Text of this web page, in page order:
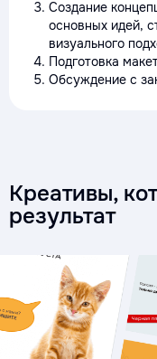
Создание
основных идей,
визуального
Подготовка
Обсуждение с
Креативы,
результат